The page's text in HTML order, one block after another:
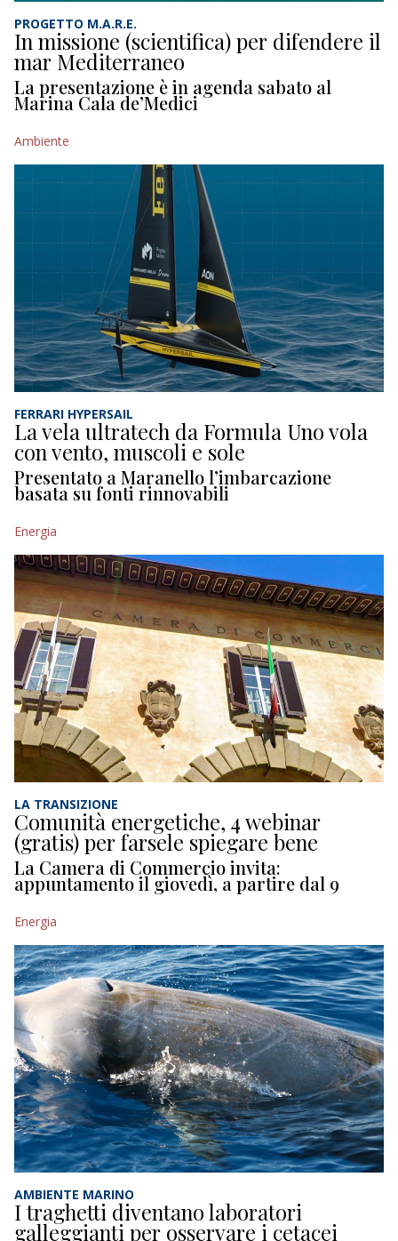
PROGETTO M.A.R.E.
In missione (scientifica) per difendere il
mar Mediterraneo
La presentazione è in agenda sabato al
Marina Cala de’Medici
Ambiente
FERRARI HYPERSAIL
La vela ultratech da Formula Uno vola
con vento, muscoli e sole
Presentato a Maranello l’imbarcazione
basata su fonti rinnovabili
Energia
LA TRANSIZIONE
Comunità energetiche, 4 webinar
(gratis) per farsele spiegare bene
La Camera di Commercio invita:
appuntamento il giovedì, a partire dal 9
Energia
AMBIENTE MARINO
I traghetti diventano laboratori
galleggianti per osservare i cetacei